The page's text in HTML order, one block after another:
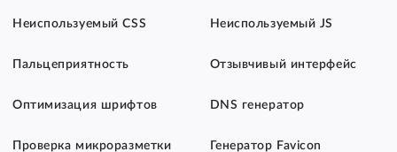
Неиспользуемый CSS Неиспользуемый JS
Пальцеприятность Отзывчивый интерфейс
Оптимизация шрифтов DNS генератор
Проверка микроразметки Генератор Favicon